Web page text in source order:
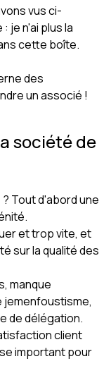
vus ci-
je n'ai plus la
cette boîte.
des
un associé !
société de
Tout d'abord une
et trop vite, et
sur la qualité des
manque
jemenfoustisme,
de délégation.
client
important pour